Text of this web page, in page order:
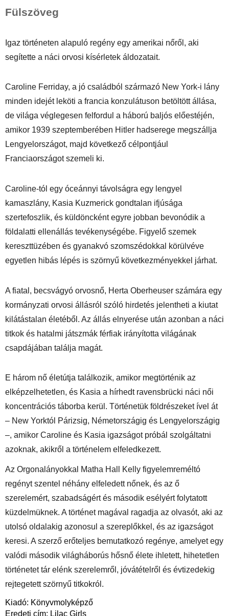
Fülszöveg
Igaz ​történeten alapuló regény egy amerikai nőről, aki
segítette a náci orvosi kísérletek áldozatait.
Caroline Ferriday, a jó családból származó New York-i lány
minden idejét leköti a francia konzulátuson betöltött állása,
de világa véglegesen felfordul a háború baljós előestéjén,
amikor 1939 szeptemberében Hitler hadserege megszállja
Lengyelországot, majd következő célpontjául
Franciaországot szemeli ki.
Caroline-tól egy óceánnyi távolságra egy lengyel
kamaszlány, Kasia Kuzmerick gondtalan ifjúsága
szertefoszlik, és küldöncként egyre jobban bevonódik a
földalatti ellenállás tevékenységébe. Figyelő szemek
kereszttüzében és gyanakvó szomszédokkal körülvéve
egyetlen hibás lépés is szörnyű következményekkel járhat.
A fiatal, becsvágyó orvosnő, Herta Oberheuser számára egy
kormányzati orvosi állásról szóló hirdetés jelentheti a kiutat
kilátástalan életéből. Az állás elnyerése után azonban a náci
titkok és hatalmi játszmák férfiak irányította világának
csapdájában találja magát.
E három nő életútja találkozik, amikor megtörténik az
elképzelhetetlen, és Kasia a hírhedt ravensbrücki náci női
koncentrációs táborba kerül. Történetük földrészeket ível át
– New Yorktól Párizsig, Németországig és Lengyelországig
–, amikor Caroline és Kasia igazságot próbál szolgáltatni
azoknak, akikről a történelem elfeledkezett.
Az Orgonalányokkal Matha Hall Kelly figyelemreméltó
regényt szentel néhány elfeledett nőnek, és az ő
szerelemért, szabadságért és második esélyért folytatott
küzdelmüknek. A történet magával ragadja az olvasót, aki az
utolsó oldalakig azonosul a szereplőkkel, és az igazságot
keresi. A szerző erőteljes bemutatkozó regénye, amelyet egy
valódi második világháborús hősnő élete ihletett, hihetetlen
történetet tár elénk szerelemről, jóvátételről és évtizedekig
rejtegetett szörnyű titkokról.
Kiadó: Könyvmolyképző
Eredeti cím: Lilac Girls